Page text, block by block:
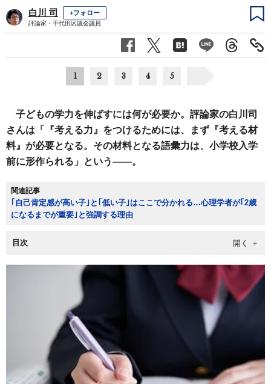
白川 司 +フォロー
評論家・千代田区議会議員
1 2 3 4 5
子どもの学力を伸ばすには何が必要か。評論家の白川司
さんは「『考える力』をつけるためには、まず『考える材
料』が必要となる。その材料となる語彙力は、小学校入学
前に形作られる」という――。
関連記事
｢自己肯定感が高い子｣と｢低い子｣はここで分かれる…心理学者が｢2歳
になるまでが重要｣と強調する理由
目次